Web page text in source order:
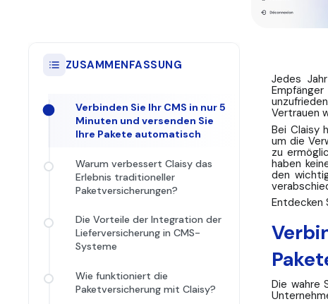
ZUSAMMENFASSUNG
Verbinden Sie Ihr CMS in nur 5
Minuten und versenden Sie
Ihre Pakete automatisch
Warum verbessert Claisy das
Erlebnis traditioneller
Paketversicherungen?
Die Vorteile der Integration der
Lieferversicherung in CMS-
Systeme
Wie funktioniert die
Paketversicherung mit Claisy?
Jedes
Vertrauen
Bei Claisy
um die
zu
haben
den
Entdecken
Die wahre